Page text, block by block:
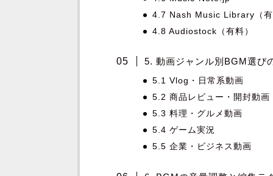
4.7 Nash Music Library（有
4.8 Audiostock（有料）
5. 動画ジャンル別BGM選び
5.1 Vlog・日常系動画
5.2 商品レビュー・開封動画
5.3 料理・グルメ動画
5.4 ゲーム実況
5.5 企業・ビジネス動画